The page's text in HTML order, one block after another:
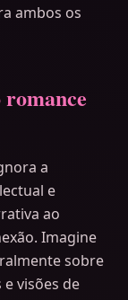
ambos os
a
e
ao
Imagine
sobre
visões de